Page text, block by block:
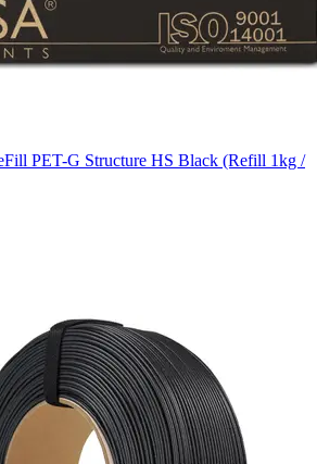
PET-G Structure HS Black (Refill 1kg /